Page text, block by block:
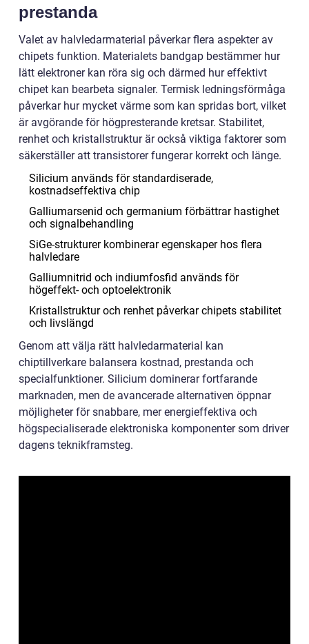
prestanda
Valet av halvledarmaterial påverkar flera aspekter av
chipets funktion. Materialets bandgap bestämmer hur
lätt elektroner kan röra sig och därmed hur effektivt
chipet kan bearbeta signaler. Termisk ledningsförmåga
påverkar hur mycket värme som kan spridas bort, vilket
är avgörande för högpresterande kretsar. Stabilitet,
renhet och kristallstruktur är också viktiga faktorer som
säkerställer att transistorer fungerar korrekt och länge.
Silicium används för standardiserade,
kostnadseffektiva chip
Galliumarsenid och germanium förbättrar hastighet
och signalbehandling
SiGe-strukturer kombinerar egenskaper hos flera
halvledare
Galliumnitrid och indiumfosfid används för
högeffekt- och optoelektronik
Kristallstruktur och renhet påverkar chipets stabilitet
och livslängd
Genom att välja rätt halvledarmaterial kan
chiptillverkare balansera kostnad, prestanda och
specialfunktioner. Silicium dominerar fortfarande
marknaden, men de avancerade alternativen öppnar
möjligheter för snabbare, mer energieffektiva och
högspecialiserade elektroniska komponenter som driver
dagens teknikframsteg.